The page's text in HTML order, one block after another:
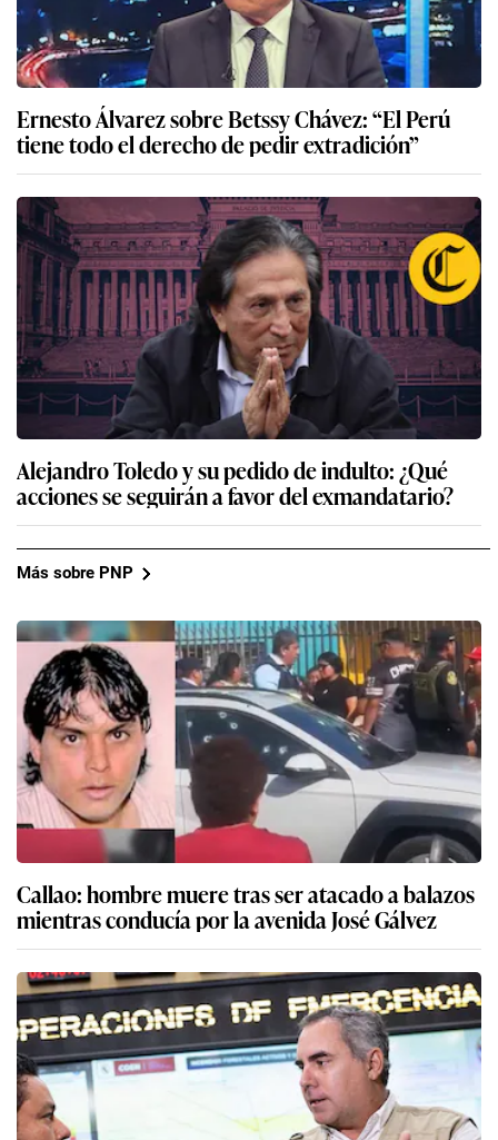
Ernesto Álvarez sobre Betssy Chávez: “El Perú
tiene todo el derecho de pedir extradición”
Alejandro Toledo y su pedido de indulto: ¿Qué
acciones se seguirán a favor del exmandatario?
Más sobre PNP
Callao: hombre muere tras ser atacado a balazos
mientras conducía por la avenida José Gálvez